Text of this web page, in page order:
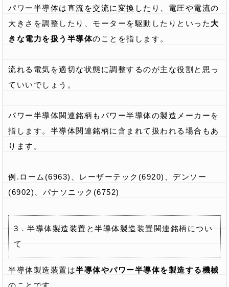
パワー半導体は直流を交流に変換したり、電圧や電流の
大きさを調整したり、モーターを駆動したりといった 大
きな電力を扱う半導体のことを指します。
流れる電気を適切な状態に調整するのが主な役割と思っ
ていいでしょう。
パワー半導体関連銘柄もパワー半導体の製造メーカーを
指します。半導体関連銘柄に含まれて扱われる場合もあ
ります。
例.ローム(6963)、レーザーテック(6920)、デンソー
(6902)、パナソニック(6752)
3．半導体製造装置と半導体製造装置関連銘柄につい
て
半導体製造装置は半導体やパワー半導体を製造する機械